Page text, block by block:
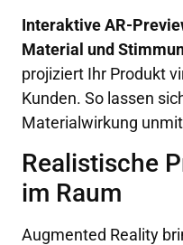
Interaktive AR-
Material und
projiziert Ihr Produkt
Kunden. So lassen
Materialwirkung
Realistische
im Raum
Augmented Reality